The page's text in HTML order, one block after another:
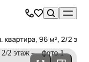
квартира, 96 м², 2/2